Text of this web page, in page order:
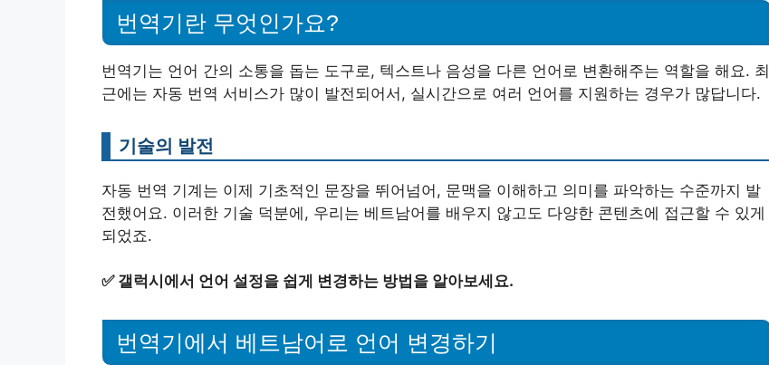
번역기란 무엇인가요?
번역기는 언어 간의 소통을 돕는 도구로, 텍스트나 음성을 다른 언어로 변환해주는 역할을 해요. 최
근에는 자동 번역 서비스가 많이 발전되어서, 실시간으로 여러 언어를 지원하는 경우가 많답니다.
기술의 발전
자동 번역 기계는 이제 기초적인 문장을 뛰어넘어, 문맥을 이해하고 의미를 파악하는 수준까지 발
전했어요. 이러한 기술 덕분에, 우리는 베트남어를 배우지 않고도 다양한 콘텐츠에 접근할 수 있게
되었죠.
✅ 갤럭시에서 언어 설정을 쉽게 변경하는 방법을 알아보세요.
번역기에서 베트남어로 언어 변경하기